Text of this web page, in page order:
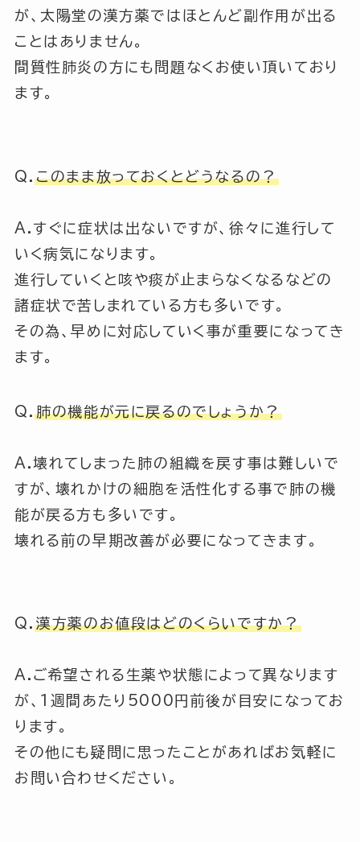
が、太陽堂の漢方薬ではほとんど副作用が出る
ことはありません。
間質性肺炎の方にも問題なくお使い頂いており
ます。
Q.このまま放っておくとどうなるの？
A.すぐに症状は出ないですが、徐々に進行して
いく病気になります。
進行していくと咳や痰が止まらなくなるなどの
諸症状で苦しまれている方も多いです。
その為、早めに対応していく事が重要になってき
ます。
Q.肺の機能が元に戻るのでしょうか？
A.壊れてしまった肺の組織を戻す事は難しいで
すが、壊れかけの細胞を活性化する事で肺の機
能が戻る方も多いです。
壊れる前の早期改善が必要になってきます。
Q.漢方薬のお値段はどのくらいですか？
A.ご希望される生薬や状態によって異なります
が、1週間あたり5000円前後が目安になってお
ります。
その他にも疑問に思ったことがあればお気軽に
お問い合わせください。